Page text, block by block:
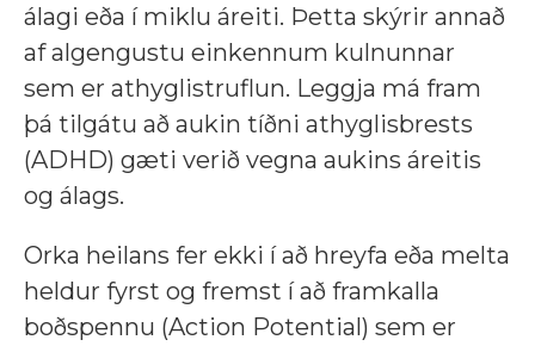
álagi eða í miklu áreiti. Þetta skýrir annað
af algengustu einkennum kulnunnar
sem er athyglistruflun. Leggja má fram
þá tilgátu að aukin tíðni athyglisbrests
(ADHD) gæti verið vegna aukins áreitis
og álags.
Orka heilans fer ekki í að hreyfa eða melta
heldur fyrst og fremst í að framkalla
boðspennu (Action Potential) sem er